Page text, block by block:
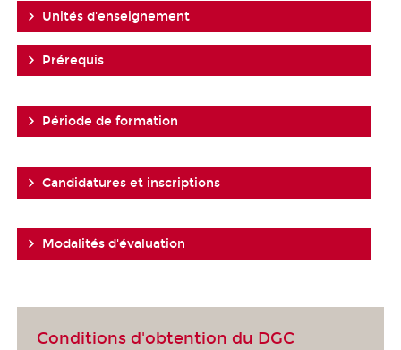
Unités d'enseignement
Prérequis
Période de formation
Candidatures et inscriptions
Modalités d'évaluation
Conditions d'obtention du DGC